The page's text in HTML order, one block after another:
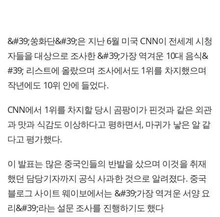
&#39;쑹화단&#39;은 지난 6월 미국 CNN이 전세계 시청
자들을 대상으로 조사한 &#39;가장 역겨운 10대 음식&
#39; 리스트에 올랐으며 조사에서도 1위를 차지했으며
작년에도 10위 안에 들었다.
CNN에서 1위를 차지할 당시 곰팡이가 핀것과 같은 외관
과 맛과 식감도 이상하다고 평하면서, 마귀가 낳은 알 같
다고 평가했다.
이 발표는 많은 중국인들의 반발을 샀으며 이것을 취재
했던 담당기자까지 공식 사과한 것으로 알려졌다. 중국
블로그 사이트 웨이보에서는 &#39;가장 역겨운 서양 요
리&#39;라는 설문 조사를 진행하기도 했다